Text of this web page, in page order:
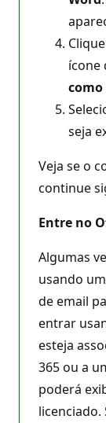
ícone
seja
Veja se o
continue
Entre no
Algumas
usando
de email
entrar
esteja
365 ou a
poderá
licenciado.